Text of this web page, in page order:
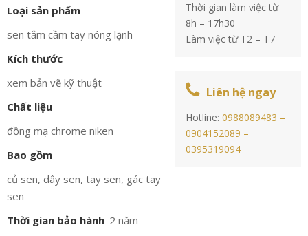
Loại sản phẩm
sen tắm cầm tay nóng lạnh
Kích thước
xem bản vẽ kỹ thuật
Chất liệu
đồng mạ chrome niken
Bao gồm
củ sen, dây sen, tay sen, gác tay
sen
Thời gian bảo hành 2 năm
Thời gian làm việc từ
8h – 17h30
Làm việc từ T2 – T7
Liên hệ ngay
Hotline:0988089483 –
0904152089 –
0395319094